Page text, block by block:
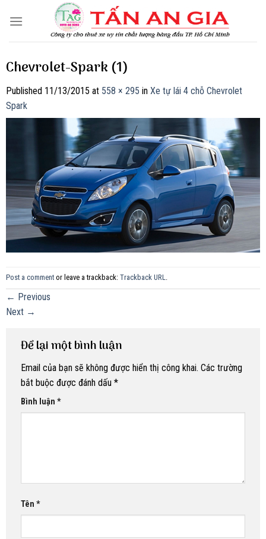
Chevrolet-Spark (1)
Published 11/13/2015 at 558 × 295 in Xe tự lái 4 chỗ Chevrolet
Spark
Post a comment or leave a trackback: Trackback URL
← Previous
Next →
Để lại một bình luận
Email của bạn sẽ không được hiển thị công khai. Các trường
bắt buộc được đánh dấu *
Bình luận *
Tên *